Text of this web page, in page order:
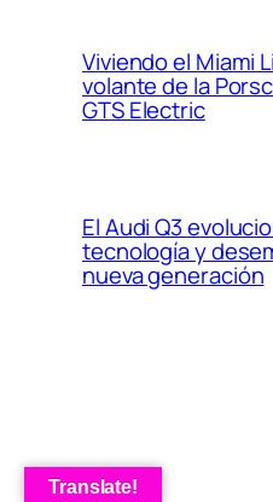
Viviendo el Miami
volante de la
GTS Electric
El Audi Q3
tecnología y
nueva generación
Translate!